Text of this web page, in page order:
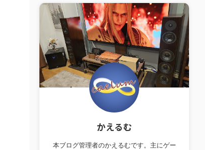
かえるむ
本ブログ管理者のかえるむです。主にゲー